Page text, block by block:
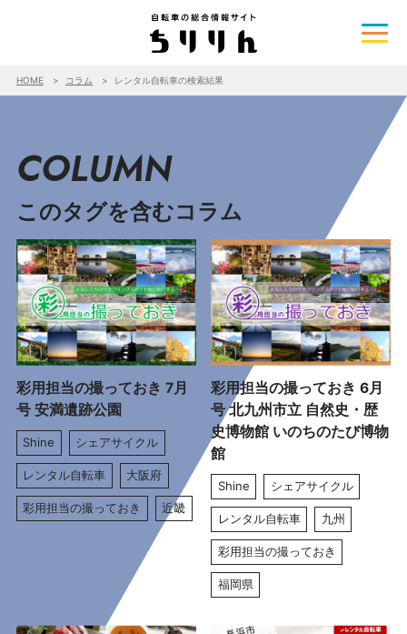
HOME コラム レンタル自転車の検索結果
COLUMN
このタグを含むコラム
彩用担当の撮っておき 7月
号 安満遺跡公園
Shine シェアサイクル
レンタル自転車 大阪府
彩用担当の撮っておき 近畿
彩用担当の撮っておき 6月
号 北九州市立 自然史・歴
史博物館 いのちのたび博物
館
Shine シェアサイクル
レンタル自転車 九州
彩用担当の撮っておき
福岡県